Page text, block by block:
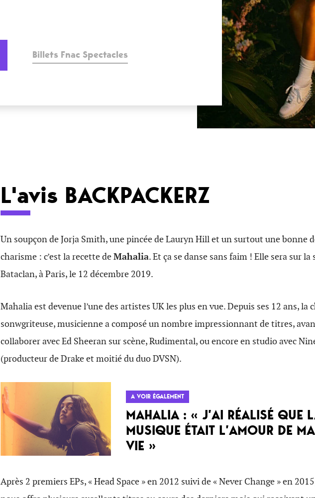
Billets Fnac Spectacles
L'avis BACKPACKERZ
Un soupçon de Jorja Smith, une pincée de Lauryn Hill et un surtout une bonne
charisme : c’est la recette deMahalia. Et ça se danse sans faim ! Elle sera sur la
Bataclan, à Paris, le 12 décembre 2019.
Mahalia est devenue l’une des artistes UK les plus en vue. Depuis ses 12 ans, la
sonwgriteuse, musicienne a composé un nombre impressionnant de titres,
collaborer avec Ed Sheeran sur scène, Rudimental, ou encore en studio avec
(producteur de Drake et moitié du duo DVSN).
A VOIR ÉGALEMENT
MAHALIA : « J’AI RÉALISÉ QUE
MUSIQUE ÉTAIT L’AMOUR DE MA
VIE »
Après 2 premiers EPs, « Head Space » en 2012 suivi de « Never Change » en